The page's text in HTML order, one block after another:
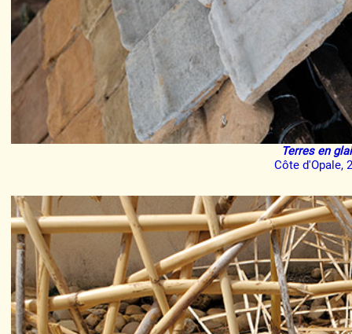
Terres en
Côte d'Opale,